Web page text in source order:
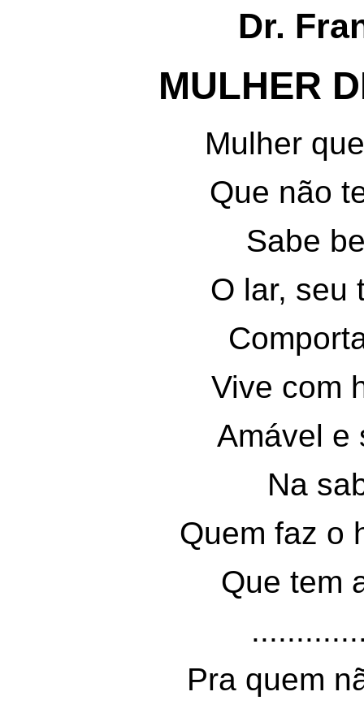
Dr.
MULHER
Mulher
Que não
Sabe
O lar, seu
Vive com
Amável e
Na
Quem faz o
Que tem
Pra quem